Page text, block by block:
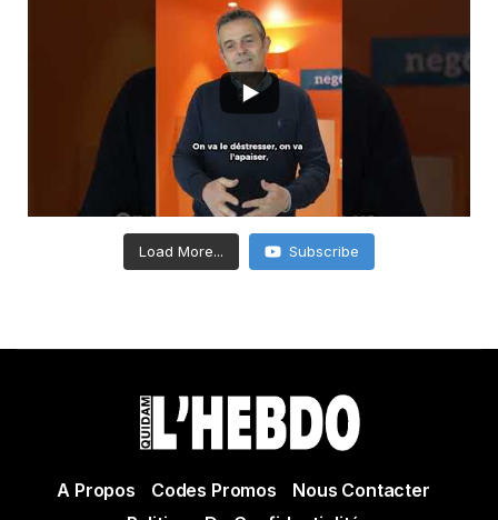
Load More... Subscribe
A Propos Codes Promos
Nous Contacter